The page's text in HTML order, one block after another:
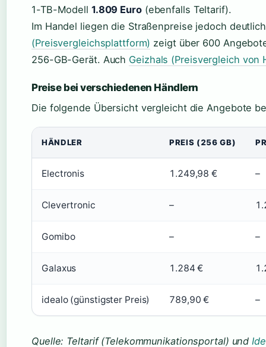
1-TB-Modell 1.809 Euro(ebenfalls Teltarif).
Im Handel liegen die Straßenpreise jedoch
(Preisvergleichsplattform) zeigt über 600
256-GB-Gerät. Auch Geizhals (Preisvergleich von
Preise bei verschiedenen Händlern
Die folgende Übersicht vergleicht die Angebote
HÄNDLER PREIS (256 GB)
Electronis 1.249,98 € –
Clevertronic –
Gomibo – –
Galaxus 1.284 €
idealo (günstigster Preis) 789,90 € –
Quelle: Teltarif (Telekommunikationsportal) und